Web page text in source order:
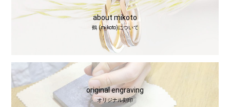
about mikoto
鶴 (mikoto)について
original engraving
オリジナル刻印